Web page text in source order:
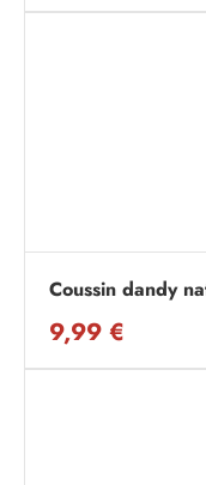
Coussin dandy
9,99 €